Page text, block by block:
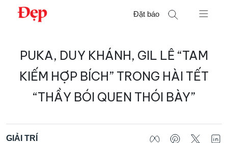
Chuyển
Đặt báo
kiếm
PUKA, DUY KHÁNH, GIL LÊ “TAM
KIẾM HỢP BÍCH” TRONG HÀI TẾT
“THẦY BÓI QUEN THÓI BÀY”
GIẢI TRÍ